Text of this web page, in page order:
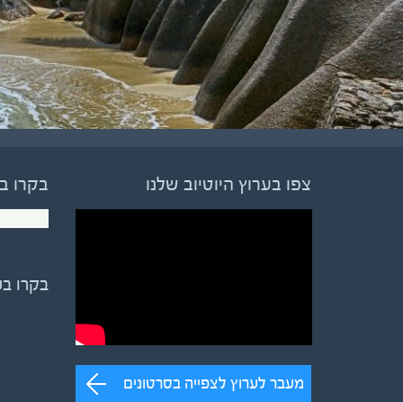
צפו בערוץ היוטיוב שלנו
מעבר לערוץ לצפייה בסרטונים
בקרו
בקרו